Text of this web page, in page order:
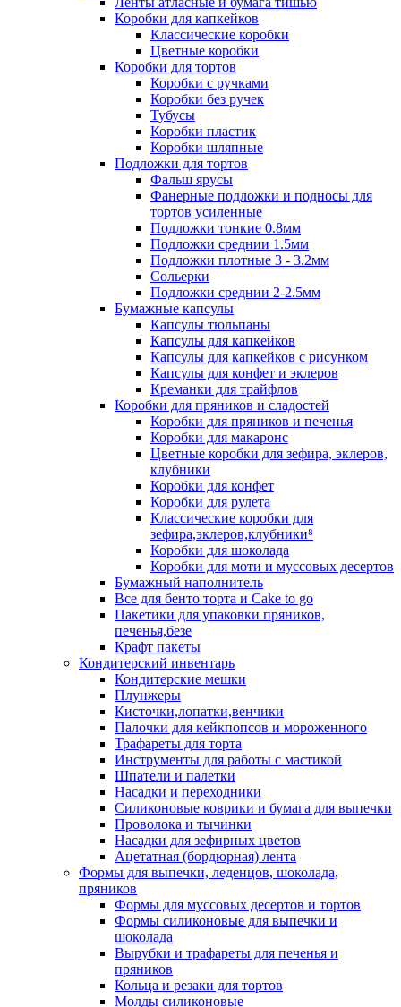
Коробки для капкейков
Классические коробки
Цветные коробки
Коробки для тортов
Коробки с ручками
Коробки без ручек
Тубусы
Коробки пластик
Коробки шляпные
Подложки для тортов
Фальш ярусы
Фанерные подложки и подносы для
тортов усиленные
Подложки тонкие 0.8мм
Подложки среднии 1.5мм
Подложки плотные 3 - 3.2мм
Сольерки
Подложки среднии 2-2.5мм
Бумажные капсулы
Капсулы тюльпаны
Капсулы для капкейков
Капсулы для капкейков с рисунком
Капсулы для конфет и эклеров
Креманки для трайфлов
Коробки для пряников и сладостей
Коробки для пряников и печенья
Коробки для макаронс
Цветные коробки для зефира, эклеров,
клубники
Коробки для конфет
Коробки для рулета
Классические коробки для
зефира,эклеров,клубники⁸
Коробки для шоколада
Коробки для моти и муссовых десертов
Бумажный наполнитель
Все для бенто торта и Cake to go
Пакетики для упаковки пряников,
печенья,безе
Крафт пакеты
Кондитерский инвентарь
Кондитерские мешки
Плунжеры
Кисточки,лопатки,венчики
Палочки для кейкпопсов и мороженного
Трафареты для торта
Инструменты для работы с мастикой
Шпатели и палетки
Насадки и переходники
Силиконовые коврики и бумага для выпечки
Проволока и тычинки
Насадки для зефирных цветов
Ацетатная (бордюрная) лента
Формы для выпечки, леденцов, шоколада,
пряников
Формы для муссовых десертов и тортов
Формы силиконовые для выпечки и
шоколада
Вырубки и трафареты для печенья и
пряников
Кольца и резаки для тортов
Молды силиконовые